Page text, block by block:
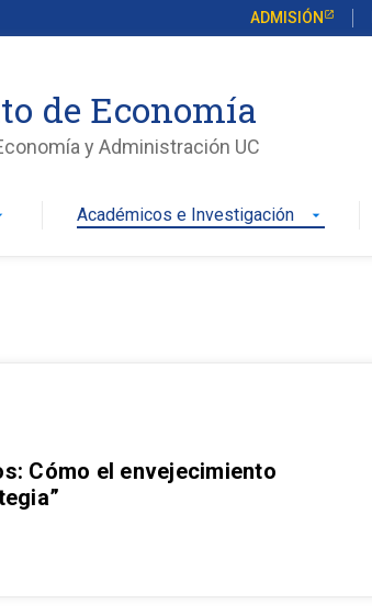
ADMISIÓN
de Economía
y Administración UC
Académicos e Investigación arrow_drop_down
Cómo el envejecimiento